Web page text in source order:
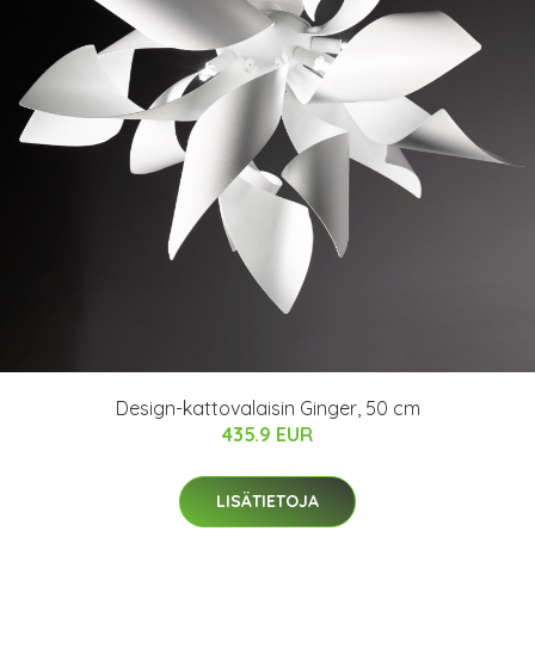
Design-kattovalaisin Ginger, 50 cm
435.9 EUR
LISÄTIETOJA